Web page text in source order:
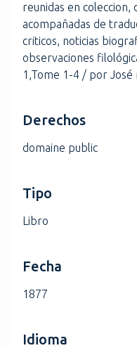
reunidas en coleccion,
acompañadas de
criticos, noticias
observaciones
1,Tome 1-4 / por
Derechos
domaine public
Tipo
Libro
Fecha
1877
Idioma